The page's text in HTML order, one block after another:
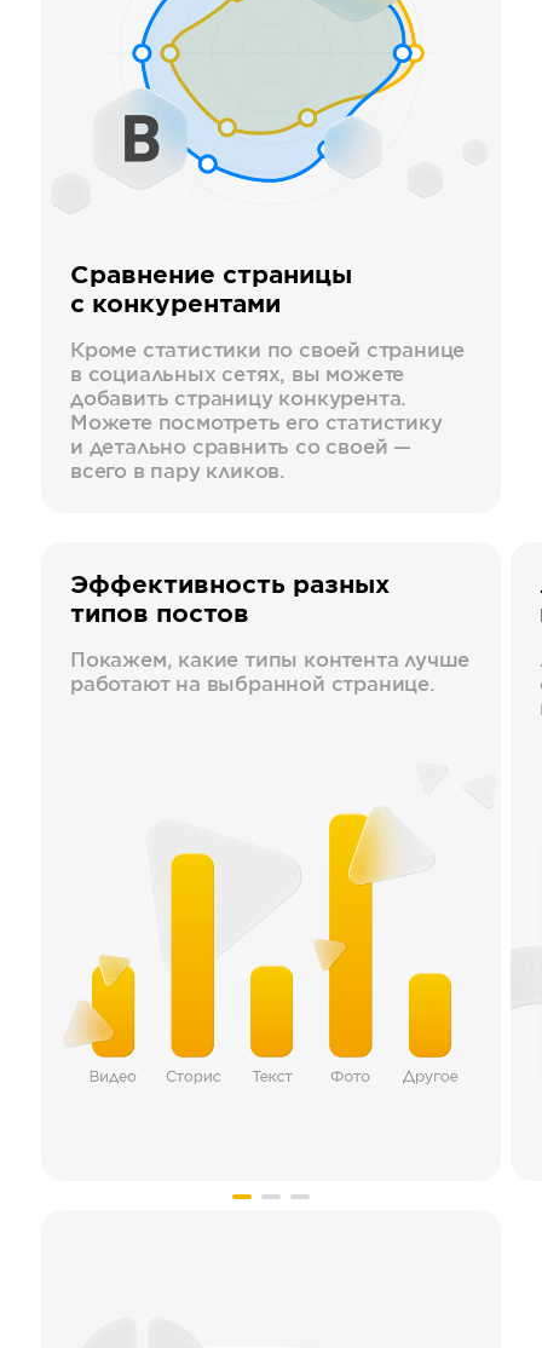
Сравнение страницы
с конкурентами
Кроме статистики по своей странице
в социальных сетях, вы можете
добавить страницу конкурента.
Можете посмотреть его статистику
и детально сравнить со своей —
всего в пару кликов.
Эффективность разных
типов постов
Покажем, какие типы контента лучше
работают на выбранной странице.